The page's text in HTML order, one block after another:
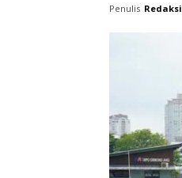
Penulis Redaksi